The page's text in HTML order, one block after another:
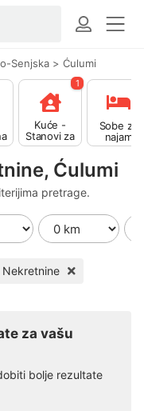
Senjska > Ćulumi
Ćulumi
pretrage.
Kuće -
Stanovi za
najam
1
Sobe za
najam
Nekretnine
za vašu
bolje rezultate